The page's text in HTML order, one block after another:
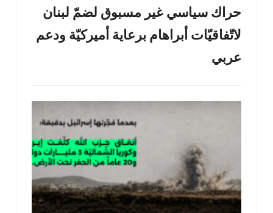
حراك سياسي غير مسبوق لضمّ لبنان
لاتّفاقيّات أبراهام برعاية أميركيّة ودعم
عربي